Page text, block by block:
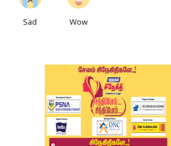
Sad Wow